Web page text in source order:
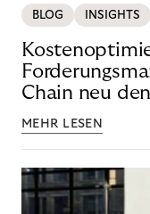
BLOG INSIGHTS
Chain neu
MEHR LESEN